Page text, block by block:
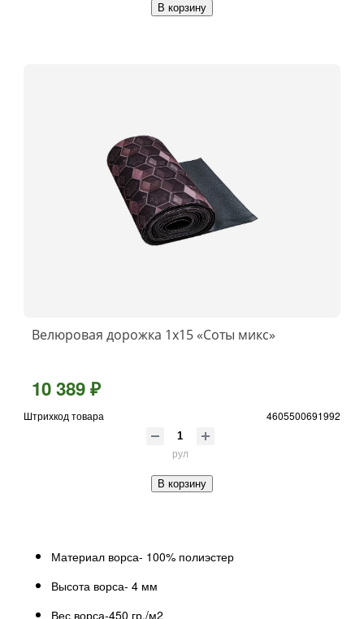
В корзину
Велюровая дорожка 1x15 «Соты микс»
10 389 ₽
Штрихкод товара 4605500691992
рул
В корзину
Материал ворса- 100% полиэстер
Высота ворса- 4 мм
Вес ворса-450 гр./м2